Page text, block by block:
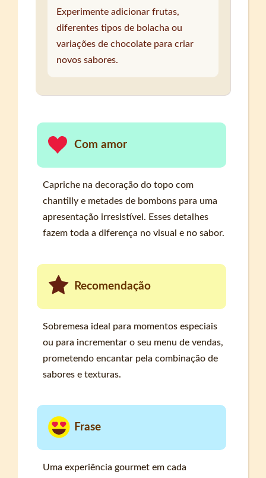
Experimente adicionar frutas,
diferentes tipos de bolacha ou
variações de chocolate para criar
novos sabores.
Com amor
Capriche na decoração do topo com
chantilly e metades de bombons para uma
apresentação irresistível. Esses detalhes
fazem toda a diferença no visual e no sabor.
Recomendação
Sobremesa ideal para momentos especiais
ou para incrementar o seu menu de vendas,
prometendo encantar pela combinação de
sabores e texturas.
Frase
Uma experiência gourmet em cada